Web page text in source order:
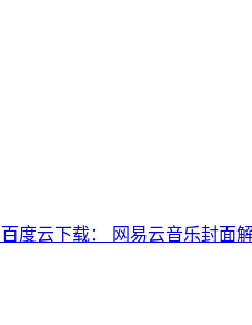
度云下载： 网易云音乐封面